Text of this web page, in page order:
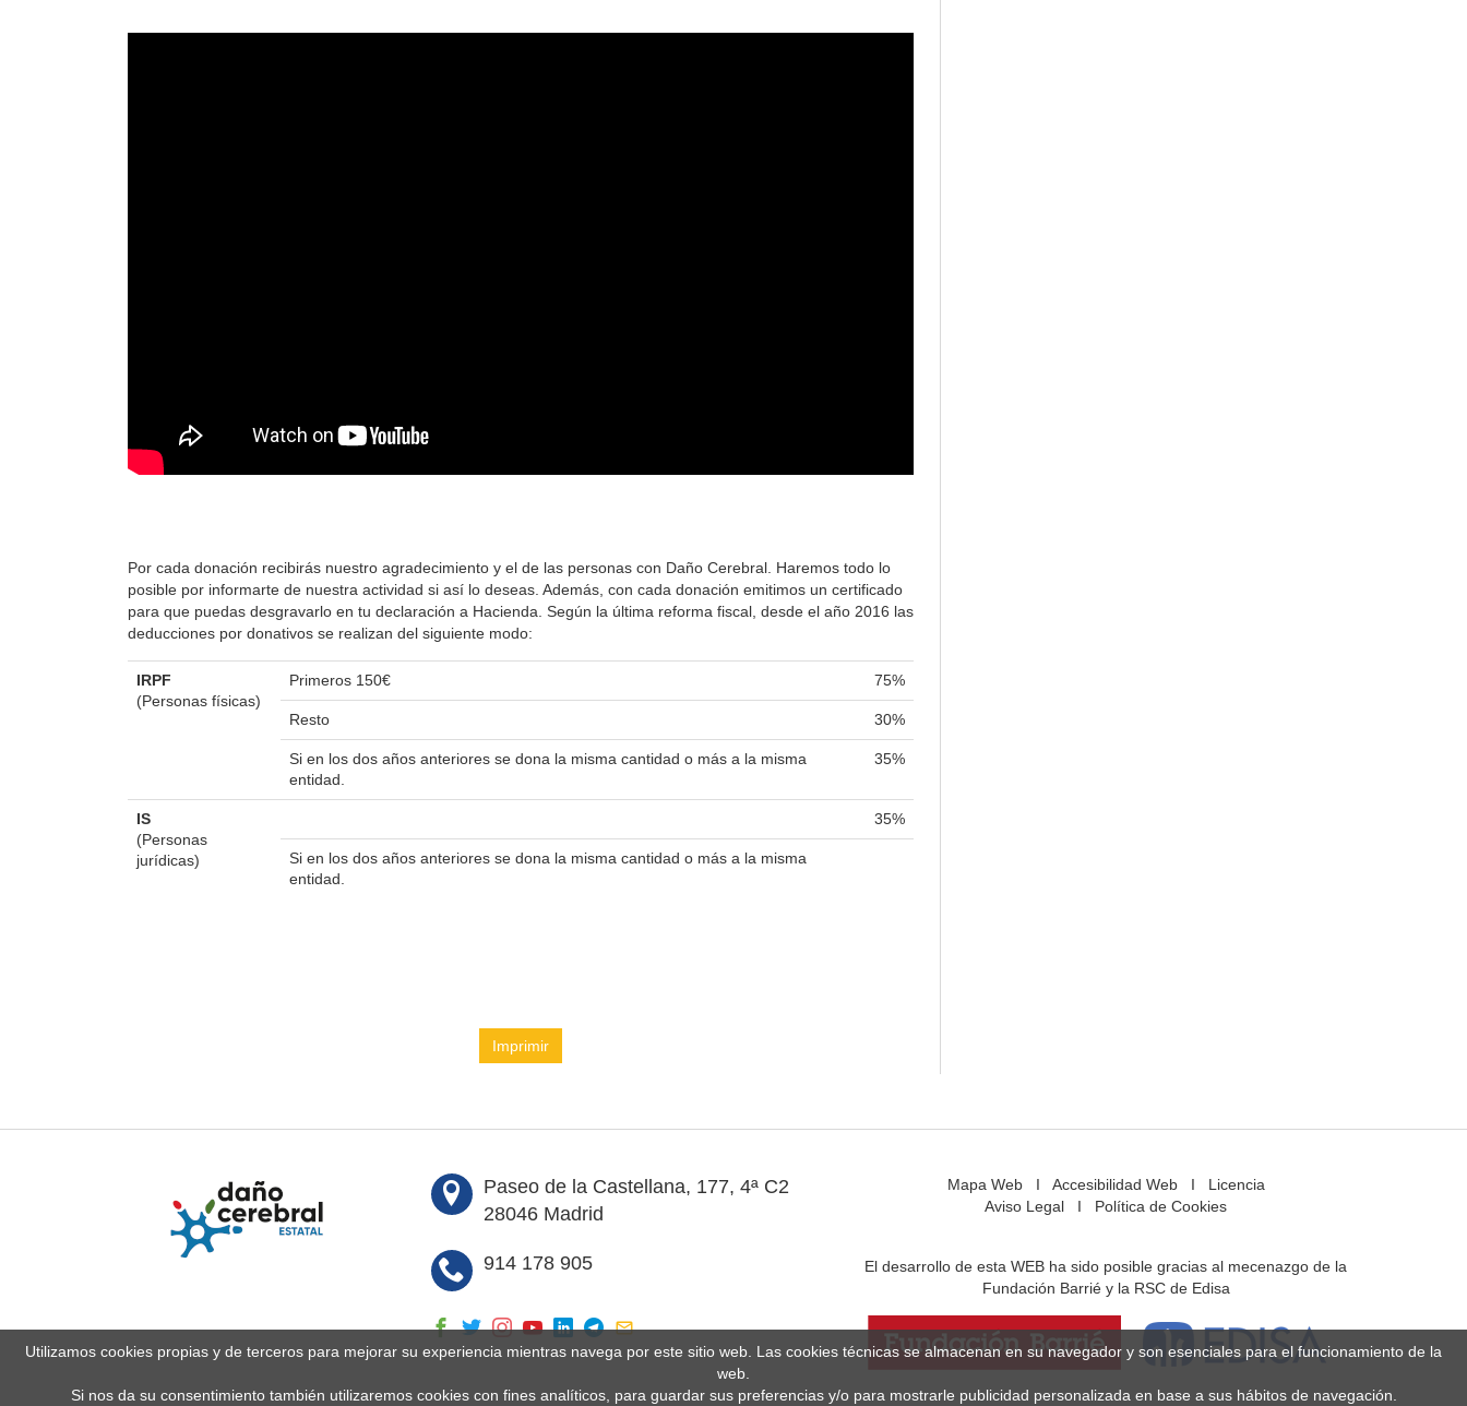
Por cada donación recibirás nuestro agradecimiento y el de las personas con Daño Cerebral. Haremos todo lo
posible por informarte de nuestra actividad si así lo deseas. Además, con cada donación emitimos un certificado
para que puedas desgravarlo en tu declaración a Hacienda. Según la última reforma fiscal, desde el año 2016 las
deducciones por donativos se realizan del siguiente modo:
IRPF
(Personas físicas)
Primeros 150€ 75%
Resto 30%
Si en los dos años anteriores se dona la misma cantidad o más a la misma
entidad.
35%
IS
(Personas
jurídicas)
35%
Si en los dos años anteriores se dona la misma cantidad o más a la misma
entidad.
Imprimir
Paseo de la Castellana, 177, 4ª C2
28046 Madrid
914 178 905
Mapa WebI Accesibilidad WebI Licencia
Aviso Legal I Política de Cookies
El desarrollo de esta WEB ha sido posible gracias al mecenazgo de la
Fundación Barrié y la RSC de Edisa
Utilizamos cookies propias y de terceros para mejorar su experiencia mientras navega por este sitio web. Las cookies técnicas se almacenan en su navegador y son esenciales para el funcionamiento de la
web.
Si nos da su consentimiento también utilizaremos cookies con fines analíticos, para guardar sus preferencias y/o para mostrarle publicidad personalizada en base a sus hábitos de navegación.